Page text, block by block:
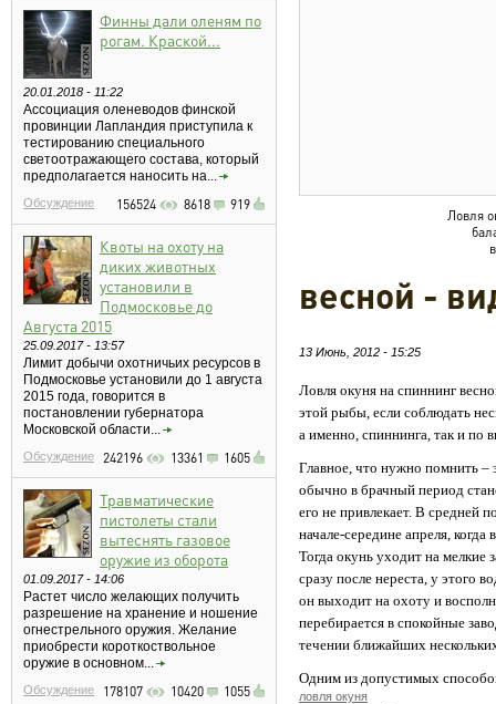
Финны дали оленям по
рогам. Краской...
20.01.2018 - 11:22
Ассоциация оленеводов финской
провинции Лапландия приступила к
тестированию специального
светоотражающего состава, который
предполагается наносить на...
Обсуждение 156524 8618 919
Квоты на охоту на
диких животных
установили в
Подмосковье до
Августа 2015
25.09.2017 - 13:57
Лимит добычи охотничьих ресурсов в
Подмосковье установили до 1 августа
2015 года, говорится в
постановлении губернатора
Московской области...
Обсуждение 242196 13361 1605
Травматические
пистолеты стали
вытеснять газовое
оружие из оборота
01.09.2017 - 14:06
Растет число желающих получить
разрешение на хранение и ношение
огнестрельного оружия. Желание
приобрести короткоствольное
оружие в основном...
Обсуждение 178107 10420 1055
Ловля
весной -
13 Июнь, 2012 - 15:25
Ловля окуня на спиннинг
этой рыбы, если соблюдать
а именно, спиннинга, так и по
Главное, что нужно помнить –
обычно в брачный период
его не привлекает. В средней
начале-середине апреля,
Тогда окунь уходит на мелкие
сразу после нереста, у этого
он выходит на охоту и
перебирается в спокойные
течении ближайших
Одним из допустимых
ловля окуня